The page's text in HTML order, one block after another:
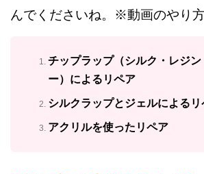
んでくださいね。※動画のやり方
チップラップ（シルク・レジ
ー）によるリペア
シルクラップとジェルによるリ
アクリルを使ったリペア